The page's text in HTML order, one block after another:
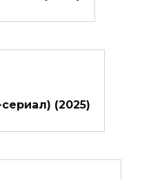
(2025)